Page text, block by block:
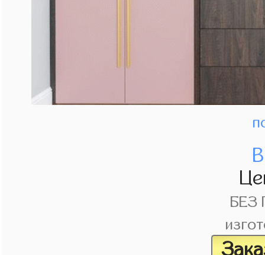
БЕЗ